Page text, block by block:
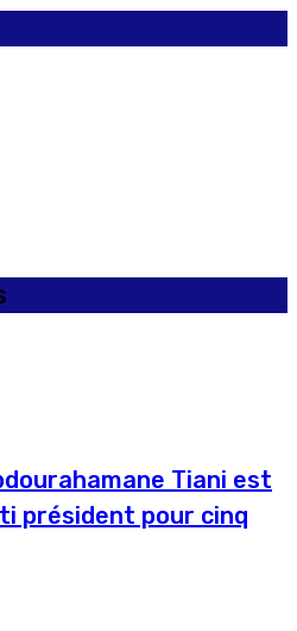
Tiani est
président pour cinq